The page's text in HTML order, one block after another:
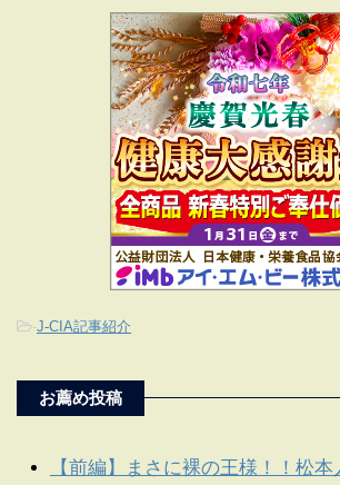
-J-CIA記事紹介
お薦め投稿
【前編】まさに裸の王様！！松